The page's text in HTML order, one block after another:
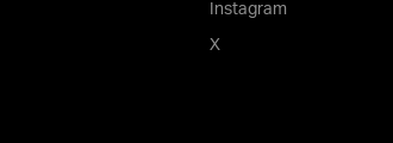
Instagram
X